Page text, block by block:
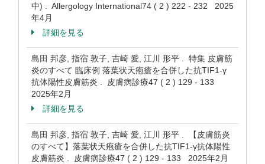
中) . Allergology International74 ( 2 ) 222 - 232 2025
年4月
詳細を見る
島田 邦彦, 指宿 敦子, 吉崎 愛, 江川 形平 . 特集 皮膚筋
炎のすべて 臨床例 落葉状天疱瘡を合併した抗TIF1-γ
抗体陽性皮膚筋炎 . 皮膚病診療47 ( 2 ) 129 - 133
2025年2月
詳細を見る
島田 邦彦, 指宿 敦子, 吉崎 愛, 江川 形平 . 【皮膚筋炎
のすべて】落葉状天疱瘡を合併した抗TIF1-γ抗体陽性
皮膚筋炎 . 皮膚病診療47 ( 2 ) 129 - 133 2025年2月